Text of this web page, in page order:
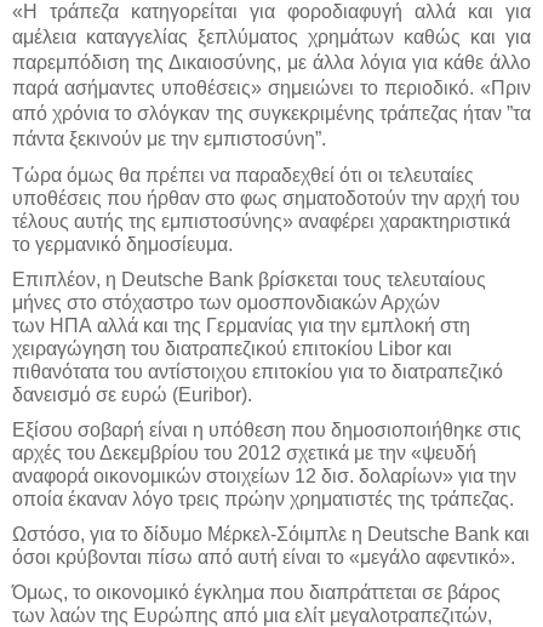
«Η τράπεζα κατηγορείται για φοροδιαφυγή αλλά και για
αμέλεια καταγγελίας ξεπλύματος χρημάτων καθώς και για
παρεμπόδιση της Δικαιοσύνης, με άλλα λόγια για κάθε άλλο
παρά ασήμαντες υποθέσεις» σημειώνει το περιοδικό. «Πριν
από χρόνια το σλόγκαν της συγκεκριμένης τράπεζας ήταν ”τα
πάντα ξεκινούν με την εμπιστοσύνη”.
Τώρα όμως θα πρέπει να παραδεχθεί ότι οι τελευταίες
υποθέσεις που ήρθαν στο φως σηματοδοτούν την αρχή του
τέλους αυτής της εμπιστοσύνης» αναφέρει χαρακτηριστικά
το γερμανικό δημοσίευμα.
Επιπλέον, η Deutsche Bank βρίσκεται τους τελευταίους
μήνες στο στόχαστρο των ομοσπονδιακών Αρχών
των ΗΠΑ αλλά και της Γερμανίας για την εμπλοκή στη
χειραγώγηση του διατραπεζικού επιτοκίου Libor και
πιθανότατα του αντίστοιχου επιτοκίου για το διατραπεζικό
δανεισμό σε ευρώ (Euribor).
Εξίσου σοβαρή είναι η υπόθεση που δημοσιοποιήθηκε στις
αρχές του Δεκεμβρίου του 2012 σχετικά με την «ψευδή
αναφορά οικονομικών στοιχείων 12 δισ. δολαρίων» για την
οποία έκαναν λόγο τρεις πρώην χρηματιστές της τράπεζας.
Ωστόσο, για το δίδυμο Μέρκελ-Σόιμπλε η Deutsche Bank και
όσοι κρύβονται πίσω από αυτή είναι το «μεγάλο αφεντικό».
Όμως, το οικονομικό έγκλημα που διαπράττεται σε βάρος
των λαών της Ευρώπης από μια ελίτ μεγαλοτραπεζιτών,